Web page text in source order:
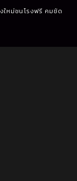
1990
ใหม่ชนโรงฟรี คมชัด